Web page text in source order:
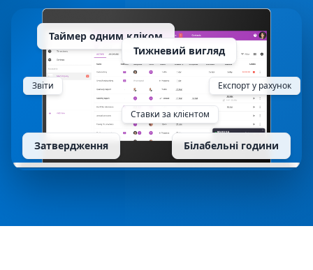
Таймер одним кліком
Тижневий вигляд
Затвердження Білабельні години
Звіти
Ставки за клієнтом
Експорт у рахунок